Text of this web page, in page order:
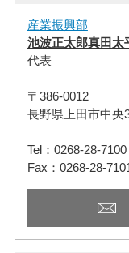
産業振興部
池波正太郎真田太
代表
〒386-0012
長野県上田市中央
Tel：0268-28-7100
Fax：0268-28-